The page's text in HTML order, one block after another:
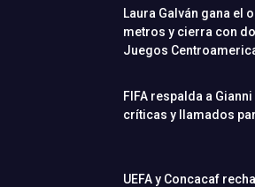
Laura Galván gana el
metros y cierra con
Juegos
FIFA respalda a
críticas y llamados
UEFA y Concacaf